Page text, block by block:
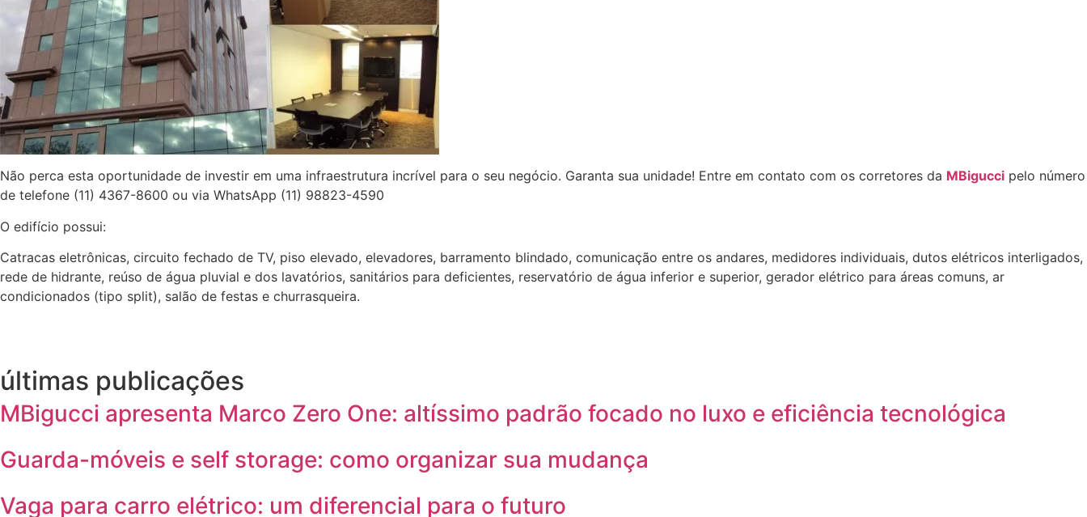
Não perca esta oportunidade de investir em uma infraestrutura incrível para o seu negócio. Garanta sua unidade! Entre em contato com os corretores da MBigucci pelo número
de telefone (11) 4367-8600 ou via WhatsApp (11) 98823-4590
O edifício possui:
Catracas eletrônicas, circuito fechado de TV, piso elevado, elevadores, barramento blindado, comunicação entre os andares, medidores individuais, dutos elétricos interligados,
rede de hidrante, reúso de água pluvial e dos lavatórios, sanitários para deficientes, reservatório de água inferior e superior, gerador elétrico para áreas comuns, ar
condicionados (tipo split), salão de festas e churrasqueira.
últimas publicações
MBigucci apresenta Marco Zero One: altíssimo padrão focado no luxo e eficiência tecnológica
Guarda-móveis e self storage: como organizar sua mudança
Vaga para carro elétrico: um diferencial para o futuro